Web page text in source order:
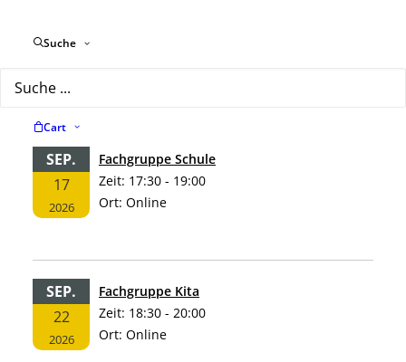
Suche
Cart
10
SEP.
17
2026
Fachgruppe Schule
Zeit: 17:30 - 19:00
Ort: Online
SEP.
22
2026
Fachgruppe Kita
Zeit: 18:30 - 20:00
Ort: Online